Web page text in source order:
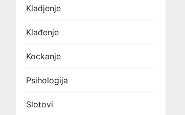
Kladjenje
Klađenje
Kockanje
Psihologija
Slotovi